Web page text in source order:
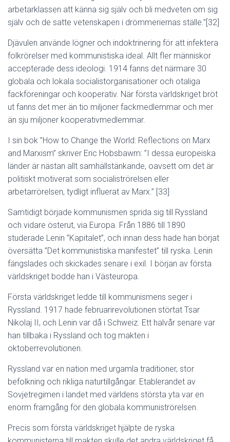
arbetarklassen att känna sig själv och bli medveten om sig
själv och de satte vetenskapen i drömmeriernas ställe.”[32]
Djävulen använde lögner och indoktrinering för att infektera
folkrörelser med kommunistiska ideal. Allt fler människor
accepterade dess ideologi. 1914 fanns det närmare 30
globala och lokala socialistorganisationer och otaliga
fackföreningar och kooperativ. När första världskriget bröt
ut fanns det mer än tio miljoner fackmedlemmar och mer
än sju miljoner kooperativmedlemmar.
I sin bok ”How to Change the World: Reflections on Marx
and Marxism” skriver Eric Hobsbawm: ”I dessa europeiska
länder är nästan allt samhällstänkande, oavsett om det är
politiskt motiverat som socialiströrelsen eller
arbetarrörelsen, tydligt influerat av Marx.” [33]
Samtidigt började kommunismen sprida sig till Ryssland
och vidare österut, via Europa. Från 1886 till 1890
studerade Lenin ”Kapitalet”, och innan dess hade han börjat
översätta ”Det kommunistiska manifestet” till ryska. Lenin
fängslades och skickades senare i exil. I början av första
världskriget bodde han i Västeuropa.
Första världskriget ledde till kommunismens seger i
Ryssland. 1917 hade februarirevolutionen störtat Tsar
Nikolaj II, och Lenin var då i Schweiz. Ett halvår senare var
han tillbaka i Ryssland och tog makten i
oktoberrevolutionen.
Ryssland var en nation med urgamla traditioner, stor
befolkning och rikliga naturtillgångar. Etablerandet av
Sovjetregimen i landet med världens största yta var en
enorm framgång för den globala kommuniströrelsen.
Precis som första världskriget hjälpte de ryska